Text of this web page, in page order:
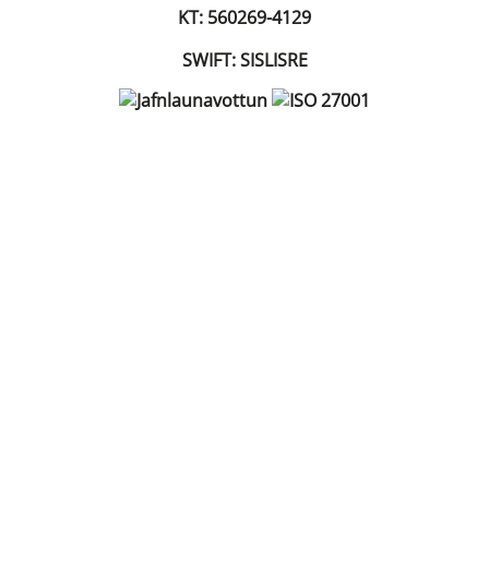
KT: 560269-4129
SWIFT: SISLISRE